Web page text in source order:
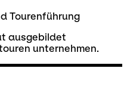
Tourenführung
ausgebildet
unternehmen.